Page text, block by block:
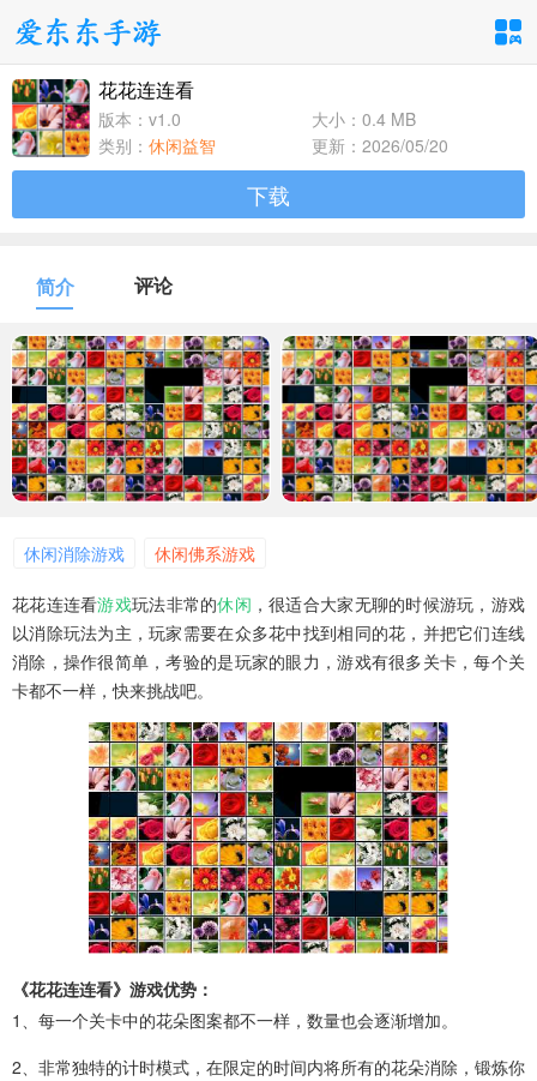
手游分类
卡牌回合
1百+款手游
1百+款手游
体育竞速
1百+款手游
冒险解谜
1百+款手游
模拟经营
1百+款手游
音乐舞蹈
1百+款手游
儿童教育
1百+款手游
花花连连看
版本：v1.0
大小：0.4 MB
类别： 休闲益智 更新：2026/05/20
下载
简介 评论
休闲消除游戏 休闲佛系游戏
花花连连看游戏玩法非常的休闲 ，很适合大家无聊的时候游玩，游戏
以消除玩法为主，玩家需要在众多花中找到相同的花，并把它们连线
消除，操作很简单，考验的是玩家的眼力，游戏有很多关卡，每个关
卡都不一样，快来挑战吧。
《花花连连看》游戏优势：
1、每一个关卡中的花朵图案都不一样，数量也会逐渐增加。
2、非常独特的计时模式，在限定的时间内将所有的花朵消除，锻炼你